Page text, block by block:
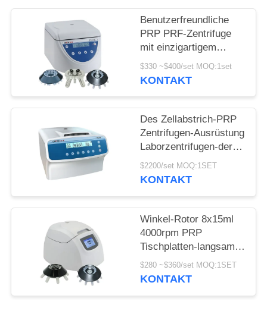
Benutzerfreundliche
PRP PRF-Zentrifuge
mit einzigartigem
Stoßdämpfer
$330 ~$400/set MOQ:1set
KONTAKT
Des Zellabstrich-PRP
Zentrifugen-Ausrüstung
Laborzentrifugen-der
Maschinen-3000r/min
$2200/set MOQ:1SET
KONTAKT
Winkel-Rotor 8x15ml
4000rpm PRP
Tischplatten-langsame
Zentrifuge PRF TD4
$280 ~$360/set MOQ:1SET
KONTAKT